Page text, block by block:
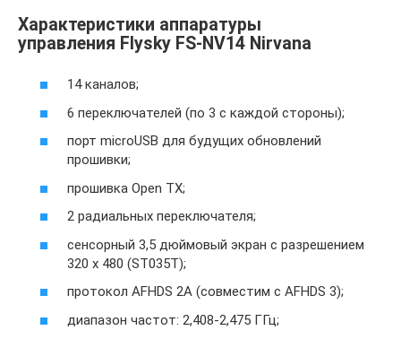
Характеристики аппаратуры
управления Flysky FS-NV14 Nirvana
14 каналов;
6 переключателей (по 3 с каждой стороны);
порт microUSB для будущих обновлений
прошивки;
прошивка Open TX;
2 радиальных переключателя;
сенсорный 3,5 дюймовый экран с разрешением
320 x 480 (ST035T);
протокол AFHDS 2A (совместим с AFHDS 3);
диапазон частот: 2,408-2,475 ГГц;